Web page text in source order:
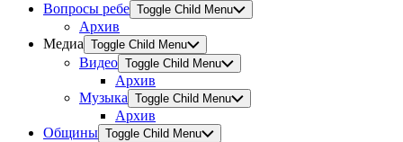
Вопросы ребе Toggle Child Menu
Архив
Медиа Toggle Child Menu
Видео Toggle Child Menu
Архив
Музыка Toggle Child Menu
Архив
Общины Toggle Child Menu